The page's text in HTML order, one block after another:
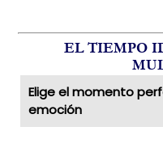
EL TIEMPO
Elige el momento
emoción